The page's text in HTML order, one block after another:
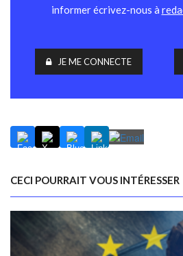
informer écrivez-nous à
JE ME CONNECTE
CECI POURRAIT VOUS INTÉRESSER